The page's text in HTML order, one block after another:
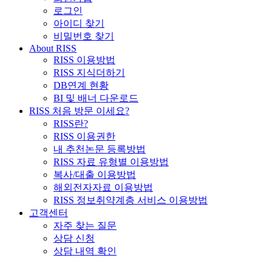
로그인
아이디 찾기
비밀번호 찾기
About RISS
RISS 이용방법
RISS 지식더하기
DB연계 현황
BI 및 배너 다운로드
RISS 처음 방문 이세요?
RISS란?
RISS 이용권한
내 추천논문 등록방법
RISS 자료 유형별 이용방법
복사/대출 이용방법
해외전자자료 이용방법
RISS 정보취약계층 서비스 이용방법
고객센터
자주 찾는 질문
상담 신청
상담 내역 확인